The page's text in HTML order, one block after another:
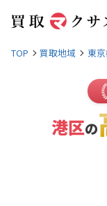
TOP 買取地域 東
港区の